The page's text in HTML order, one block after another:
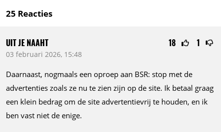
25 Reacties
18 1
UIT JE NAAHT
03 februari 2026, 15:48
Daarnaast, nogmaals een oproep aan BSR: stop met de
advertenties zoals ze nu te zien zijn op de site. Ik betaal graag
een klein bedrag om de site advertentievrij te houden, en ik
ben vast niet de enige.